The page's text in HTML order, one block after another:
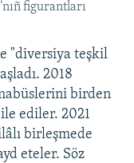
figurantları
"diversiya teşkil
2018
birden
ediler. 2021
birleşmede
eteler. Söz